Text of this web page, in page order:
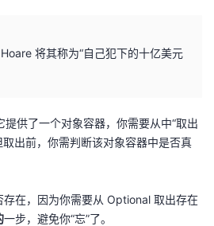
将其称为“自己犯下的十亿美元
供了一个对象容器，你需要从中“取出
取出前，你需判断该对象容器中是否真
在，因为你需要从 Optional 取出存在
一步，避免你“忘”了。